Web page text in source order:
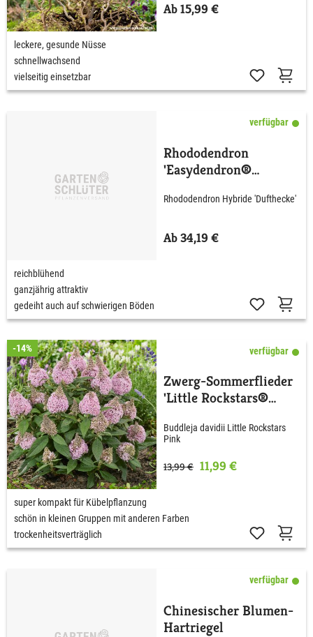
Ab 15,99 €
leckere, gesunde Nüsse
schnellwachsend
vielseitig einsetzbar
verfügbar
Rhododendron
'Easydendron®
Rhododendron Hybride 'Dufthecke'
Ab 34,19 €
reichblühend
ganzjährig attraktiv
gedeiht auch auf schwierigen Böden
-14% verfügbar
Zwerg-Sommerflieder
'Little Rockstars®
Buddleja davidii Little Rockstars
Pink
13,99 € 11,99 €
super kompakt für Kübelpflanzung
schön in kleinen Gruppen mit anderen Farben
trockenheitsverträglich
verfügbar
Chinesischer Blumen-
Hartriegel